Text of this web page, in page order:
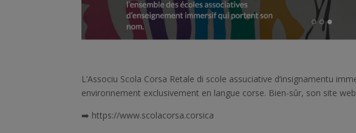
L’Associu Scola Corsa Retale di scole assuciative d’insignamentu
environnement exclusivement en langue corse. Bien-sûr, son site
➡️ https://www.scolacorsa.corsica